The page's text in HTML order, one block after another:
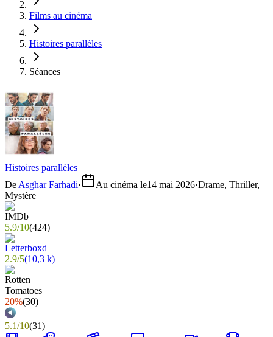
Films au cinéma
Histoires parallèles
Séances
Histoires parallèles
De Asghar Farhadi· Au cinéma le14 mai 2026·Drame, Thriller,
Mystère
5.9/10(424)
2.9/5(10,3 k)
20%(30)
5.1/10(31)